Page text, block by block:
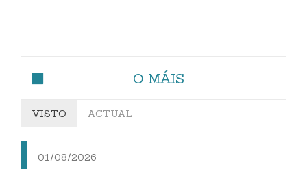
O MÁIS
VISTO ACTUAL
01/08/2026